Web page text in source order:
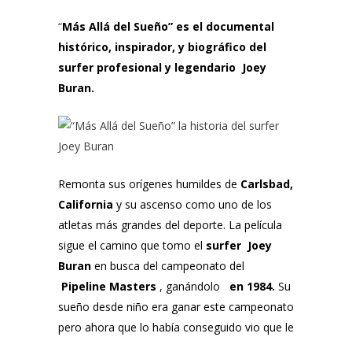
“Más Allá del Sueño” es el documental
histórico, inspirador, y biográfico del
surfer profesional y legendario Joey
Buran.
Remonta sus orígenes humildes de Carlsbad,
California y su ascenso como uno de los
atletas más grandes del deporte. La película
sigue el camino que tomo el surfer Joey
Buran en busca del campeonato del
Pipeline Masters , ganándolo en 1984. Su
sueño desde niño era ganar este campeonato
pero ahora que lo había conseguido vio que le